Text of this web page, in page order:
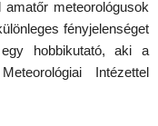
meteorológusok
fényjelenséget
hobbikutató, aki a
Intézettel